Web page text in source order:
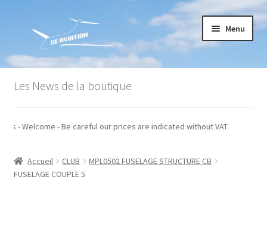
la
navigation
contenu
Menu
Accueil
Conditions générales de vente
Mon compte
Les News de la boutique
- Welcome - Be careful our prices are indicated without VAT
Accueil CLUB
MPL0502 FUSELAGE STRUCTURE CB
FUSELAGE COUPLE 5